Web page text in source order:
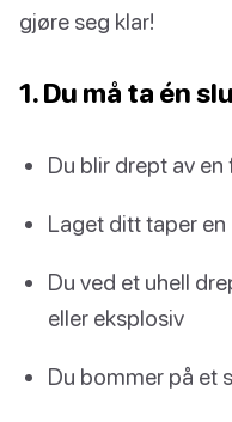
gjøre seg klar!
1. Du må ta én
Du blir drept av
Laget ditt taper en
Du ved et uhell
eller eksplosiv
Du bommer på et